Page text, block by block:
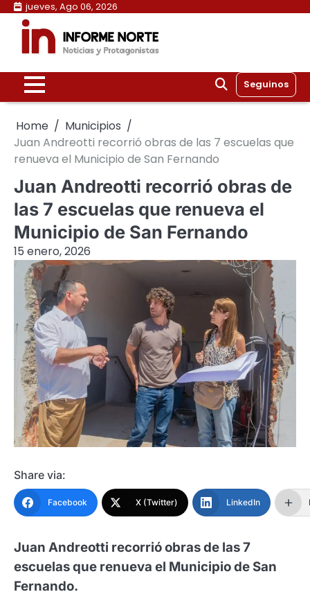
Skip
content
jueves, Ago 06, 2026
Seguinos
Home
Municipios
Juan Andreotti recorrió obras de las 7 escuelas que
renueva el Municipio de San Fernando
Juan Andreotti recorrió obras de
las 7 escuelas que renueva el
Municipio de San Fernando
15 enero, 2026
Share via:
Facebook X (Twitter) LinkedIn
Juan Andreotti recorrió obras de las 7
escuelas que renueva el Municipio de San
Fernando.